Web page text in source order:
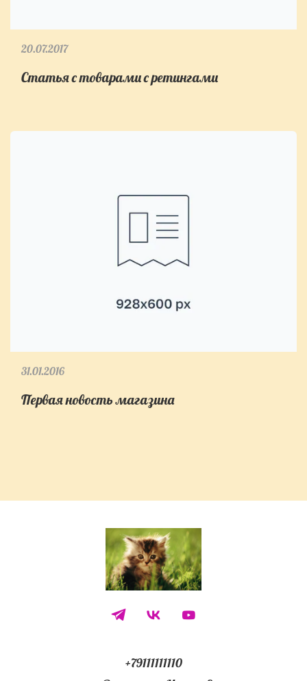
Статья с товарами с ретингами
20.07.2017
Первая новость магазина
31.01.2016
+79111111110